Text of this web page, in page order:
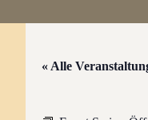
« Alle